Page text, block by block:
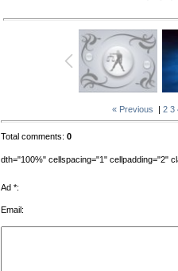
« Previous | 2 3
Total comments: 0
dth="100%" cellspacing="1" cellpadding="2"
Ad *:
Email: